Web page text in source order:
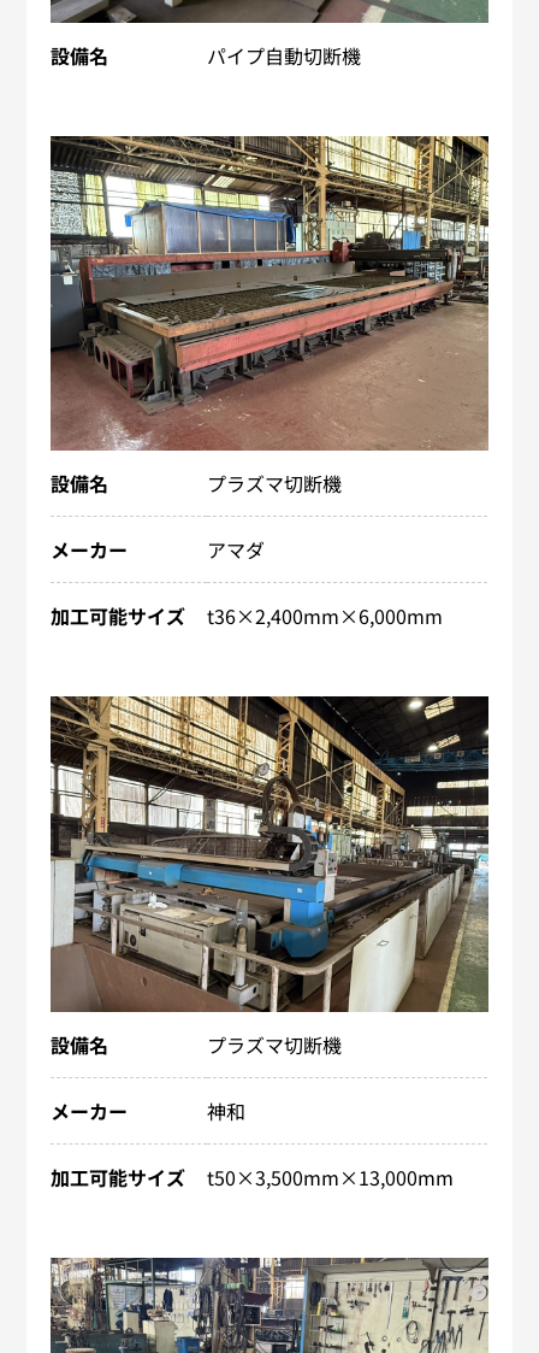
設備名 パイプ自動切断機
設備名 プラズマ切断機
メーカー アマダ
加工可能サイズ t36×2,400mm×6,000mm
設備名 プラズマ切断機
メーカー 神和
加工可能サイズ t50×3,500mm×13,000mm